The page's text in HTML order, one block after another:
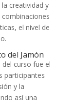
creatividad y
el nivel de
del Jamón
curso fue el
participantes
y la
así una